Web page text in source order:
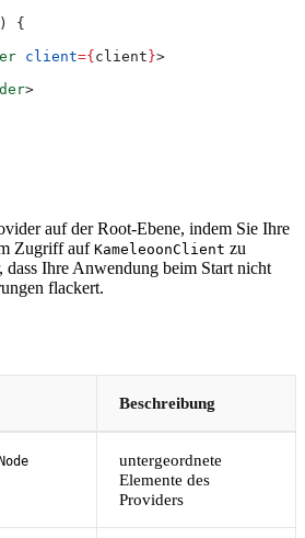
{
client={client}>
>
auf der Root-Ebene, indem Sie Ihre
Zugriff auf KameleoonClient zu
dass Ihre Anwendung beim Start nicht
flackert.
Beschreibung
untergeordnete
Elemente des
Providers